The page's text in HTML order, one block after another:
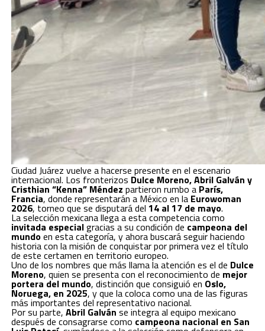
Ciudad Juárez vuelve a hacerse presente en el escenario
internacional. Los fronterizos Dulce Moreno, Abril Galván y
Cristhian “Kenna” Méndez partieron rumbo a París,
Francia, donde representarán a México en la Eurowoman
2026, torneo que se disputará del 14 al 17 de mayo.
La selección mexicana llega a esta competencia como
invitada especialgracias a su condición de campeona del
mundoen esta categoría, y ahora buscará seguir haciendo
historia con la misión de conquistar por primera vez el título
de este certamen en territorio europeo.
Uno de los nombres que más llama la atención es el de Dulce
Moreno, quien se presenta con el reconocimiento de mejor
portera del mundo, distinción que consiguió en Oslo,
Noruega, en 2025, y que la coloca como una de las figuras
más importantes del representativo nacional.
Por su parte, Abril Galván se integra al equipo mexicano
después de consagrarse como campeona nacional en San